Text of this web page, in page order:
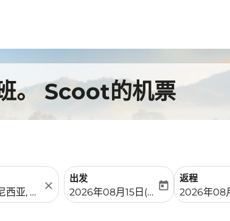
。 Scoot的机票
close
出发
fc-booking-departure-date-aria-
2026年08月15日(周六)
today
返程
fc-
2026年08